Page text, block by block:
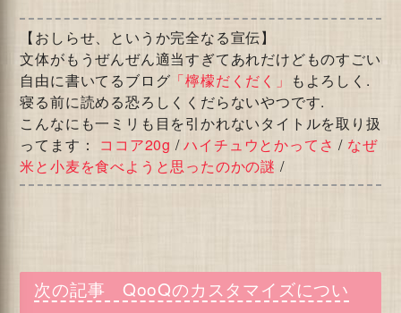
【おしらせ、というか完全なる宣伝】
文体がもうぜんぜん適当すぎてあれだけどものすごい
自由に書いてるブログ 「檸檬だくだく」 もよろしく.
寝る前に読める恐ろしくくだらないやつです.
こんなにも一ミリも目を引かれないタイトルを取り扱
ってます： ココア20g /ハイチュウとかってさ / なぜ
米と小麦を食べようと思ったのかの謎 /
QooQのカスタマイズについ